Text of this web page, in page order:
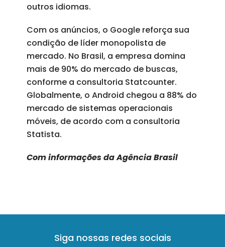
outros idiomas.
Com os anúncios, o Google reforça sua
condição de líder monopolista de
mercado. No Brasil, a empresa domina
mais de 90% do mercado de buscas,
conforme a consultoria Statcounter.
Globalmente, o Android chegou a 88% do
mercado de sistemas operacionais
móveis, de acordo com a consultoria
Statista.
Com informações da Agência Brasil
Siga nossas redes sociais